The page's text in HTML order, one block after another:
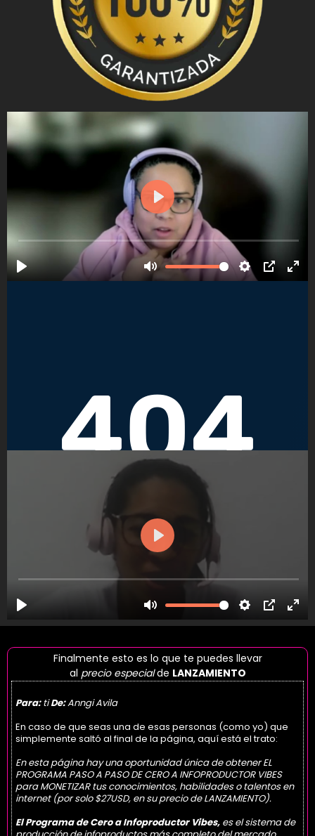
Finalmente esto es lo que te puedes llevar
al precio especialde LANZAMIENTO
Para:tiDe:Anngi Avila
En caso de que seas una de esas personas (como yo) que
simplemente saltó al final de la página, aquí está el trato:
En esta página hay una oportunidad única de obtener EL
PROGRAMA PASO A PASO DE CERO A INFOPRODUCTOR VIBES
para MONETIZAR tus conocimientos, habilidades o talentos en
internet (por solo $27USD, en su precio de LANZAMIENTO).
El Programa de Cero a Infoproductor Vibes, es el sistema de